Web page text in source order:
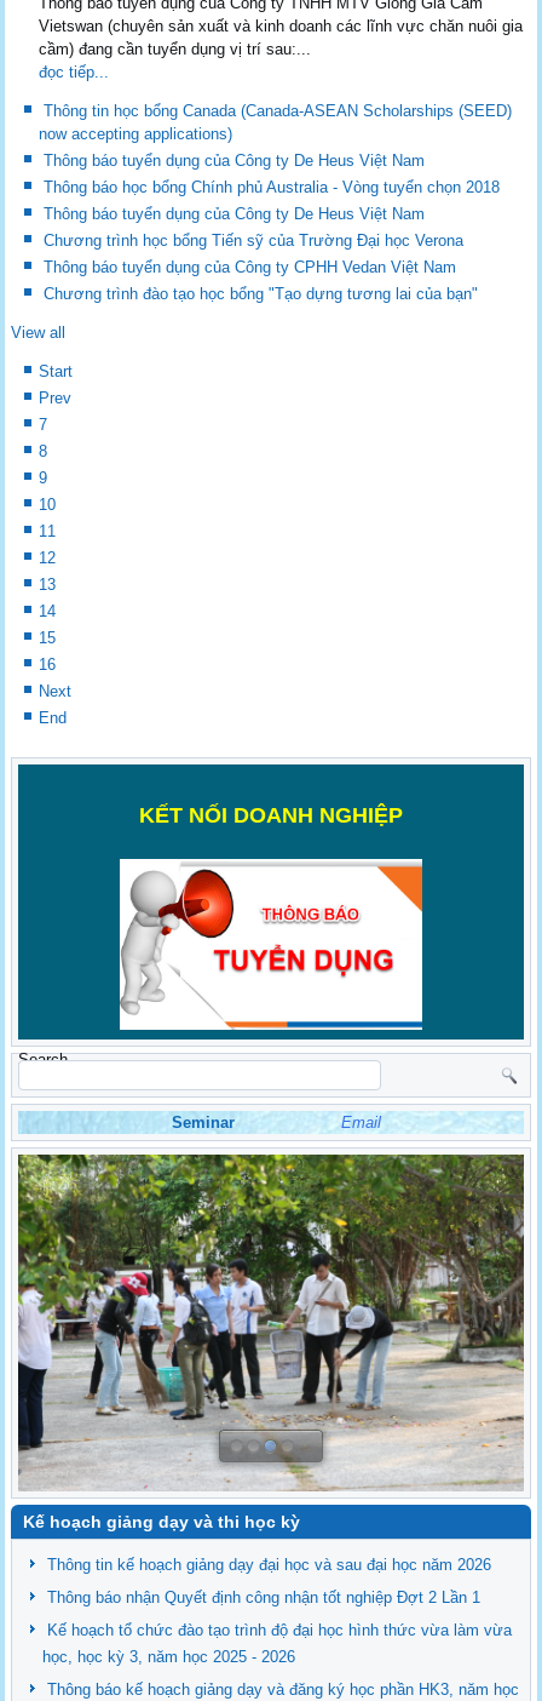
Vietswan (chuyên sản xuất và kinh doanh các lĩnh vực chăn nuôi gia
cầm) đang cần tuyển dụng vị trí sau:...
đọc tiếp...
Thông tin học bổng Canada (Canada-ASEAN Scholarships (SEED)
now accepting applications)
Thông báo tuyển dụng của Công ty De Heus Việt Nam
Thông báo học bổng Chính phủ Australia - Vòng tuyển chọn 2018
Thông báo tuyển dụng của Công ty De Heus Việt Nam
Chương trình học bổng Tiến sỹ của Trường Đại học Verona
Thông báo tuyển dụng của Công ty CPHH Vedan Việt Nam
Chương trình đào tạo học bổng "Tạo dựng tương lai của bạn"
View all
Start
Prev
7
8
9
10
11
12
13
14
15
16
Next
End
KẾT NỐI DOANH NGHIỆP
Search
Seminar Email
Kế hoạch giảng dạy và thi học kỳ
Thông tin kế hoạch giảng dạy đại học và sau đại học năm 2026
Thông báo nhận Quyết định công nhận tốt nghiệp Đợt 2 Lần 1
Kế hoạch tổ chức đào tạo trình độ đại học hình thức vừa làm vừa
học, học kỳ 3, năm học 2025 - 2026
Thông báo kế hoạch giảng dạy và đăng ký học phần HK3, năm học